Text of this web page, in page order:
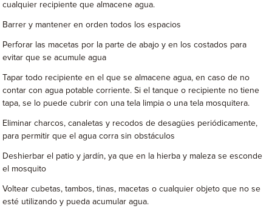
cualquier recipiente que almacene agua.
Barrer y mantener en orden todos los espacios
Perforar las macetas por la parte de abajo y en los costados para
evitar que se acumule agua
Tapar todo recipiente en el que se almacene agua, en caso de no
contar con agua potable corriente. Si el tanque o recipiente no tiene
tapa, se lo puede cubrir con una tela limpia o una tela mosquitera.
Eliminar charcos, canaletas y recodos de desagües periódicamente,
para permitir que el agua corra sin obstáculos
Deshierbar el patio y jardín, ya que en la hierba y maleza se esconde
el mosquito
Voltear cubetas, tambos, tinas, macetas o cualquier objeto que no se
esté utilizando y pueda acumular agua.